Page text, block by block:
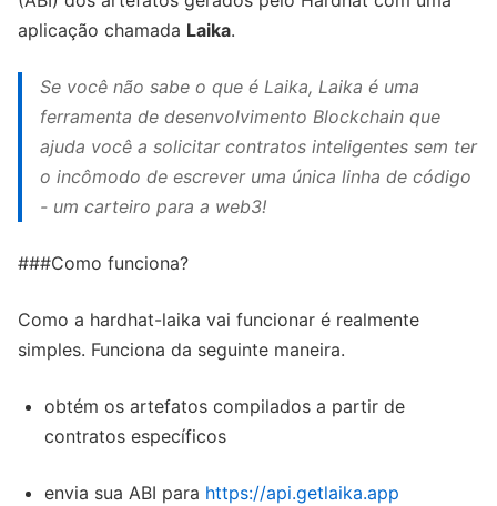
aplicação chamada Laika.
Se você não sabe o que é Laika, Laika é uma
ferramenta de desenvolvimento Blockchain que
ajuda você a solicitar contratos inteligentes sem ter
o incômodo de escrever uma única linha de código
- um carteiro para a web3!
###Como funciona?
Como a hardhat-laika vai funcionar é realmente
simples. Funciona da seguinte maneira.
obtém os artefatos compilados a partir de
contratos específicos
envia sua ABI para https://api.getlaika.app